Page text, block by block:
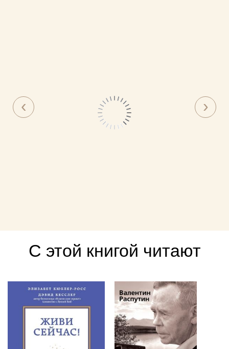
С этой книгой читают